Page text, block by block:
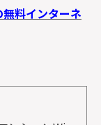
料インターネ